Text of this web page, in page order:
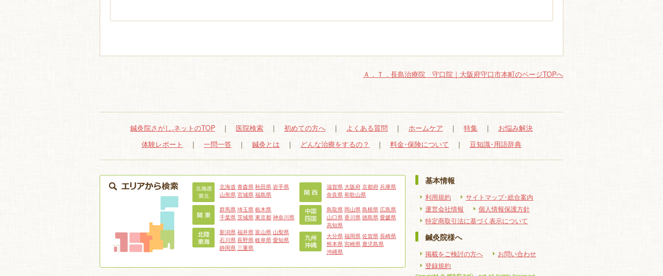
Ａ．Ｔ．長島治療院 守口院｜大阪府守口市本町のページTOPへ
鍼灸院さがし.ネットのTOP ｜ 医院検索 ｜ 初めての方へ ｜ よくある質問 ｜ ホームケア ｜ 特集 ｜ お悩み解決
体験レポート
｜ 一問一答 ｜ 鍼灸とは ｜ どんな治療をするの？ ｜ 料金･保険について ｜ 豆知識･用語辞典
北海道 青森県秋田県岩手県
山形県宮城県福島県
群馬県埼玉県栃木県
千葉県茨城県東京都神奈川県
新潟県福井県富山県 山梨県
石川県長野県岐阜県愛知県
静岡県 三重県
滋賀県大阪府京都府兵庫県
奈良県和歌山県
鳥取県 岡山県島根県 広島県
山口県香川県徳島県愛媛県
高知県
大分県福岡県佐賀県長崎県
熊本県宮崎県 鹿児島県
沖縄県
基本情報
利用規約
サイトマップ･総合案内
運営会社情報
個人情報保護方針
特定商取引法に基づく表示について
鍼灸院様へ
掲載をご検討の方へ
お問い合わせ
登録規約